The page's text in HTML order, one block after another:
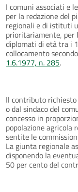
I comuni associati e
per la redazione del
regionali e di istituti
prioritariamente,
diplomati di età tra i
collocamento
1.6.1977, n. 285.
Il contributo
o dal sindaco del
concesso in
popolazione agricola
sentite le
La giunta regionale
disponendo la
50 per cento del